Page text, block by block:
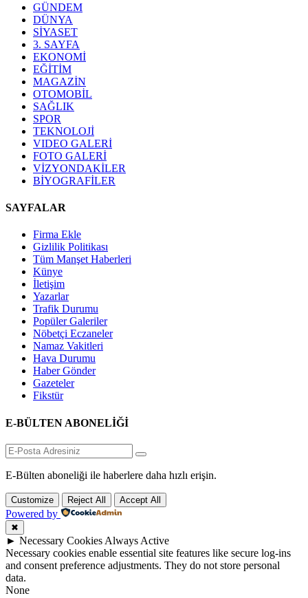
GÜNDEM
DÜNYA
SİYASET
3. SAYFA
EKONOMİ
EĞİTİM
MAGAZİN
OTOMOBİL
SAĞLIK
SPOR
TEKNOLOJİ
VIDEO GALERİ
FOTO GALERİ
VİZYONDAKİLER
BİYOGRAFİLER
SAYFALAR
Firma Ekle
Gizlilik Politikası
Tüm Manşet Haberleri
Künye
İletişim
Yazarlar
Trafik Durumu
Popüler Galeriler
Nöbetçi Eczaneler
Namaz Vakitleri
Hava Durumu
Haber Gönder
Gazeteler
Fikstür
E-BÜLTEN ABONELİĞİ
E-Bülten aboneliği ile haberlere daha hızlı erişin.
Customize Reject All Accept All
Powered by
✖
► Necessary Cookies Always Active
Necessary cookies enable essential site features like secure log-ins
and consent preference adjustments. They do not store personal
data.
None